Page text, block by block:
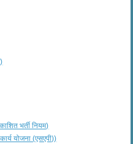
भर्ती नियम)
योजना (एसएपी))